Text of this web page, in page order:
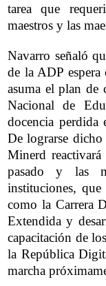
tarea que
maestros y las
Navarro señaló
de la ADP
asuma el plan de
Nacional de
docencia perdida
De lograrse
Minerd
pasado y las
instituciones, que
como la Carrera
Extendida y
capacitación de
la República
marcha